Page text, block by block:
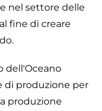
nel settore delle
fine di creare
dell'Oceano
di produzione per
produzione